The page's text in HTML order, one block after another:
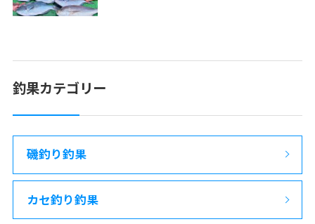
釣果カテゴリー
磯釣り釣果
カセ釣り釣果